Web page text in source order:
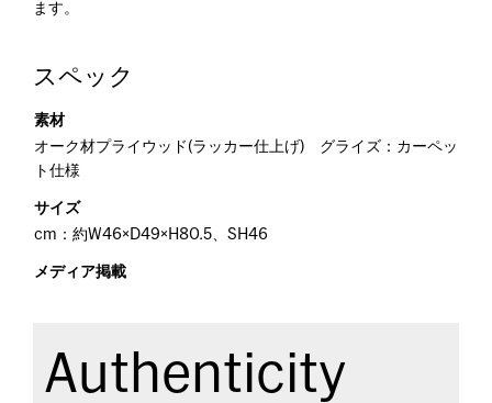
ます。
スペック
素材
オーク材プライウッド(ラッカー仕上げ) グライズ：カーペッ
ト仕様
サイズ
cm：約W46×D49×H80.5、SH46
メディア掲載
Authenticity